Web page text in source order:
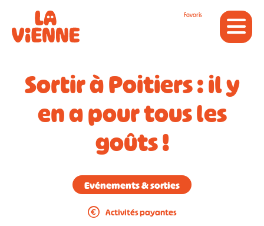
Favoris
Sortir à Poitiers : il y
en a pour tous les
goûts !
Evénements & sorties
Activités payantes